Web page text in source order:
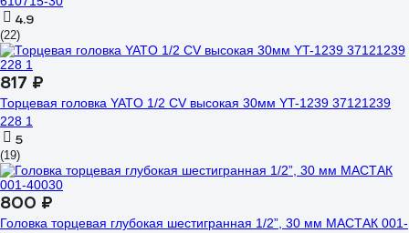
4.9
(22)
817 ₽
Торцевая головка YATO 1/2 CV высокая 30мм YT-1239 37121239
228 1
5
(19)
800 ₽
Головка торцевая глубокая шестигранная 1/2”, 30 мм МАСТАК 001-